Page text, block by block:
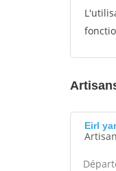
Eirl
Artisan